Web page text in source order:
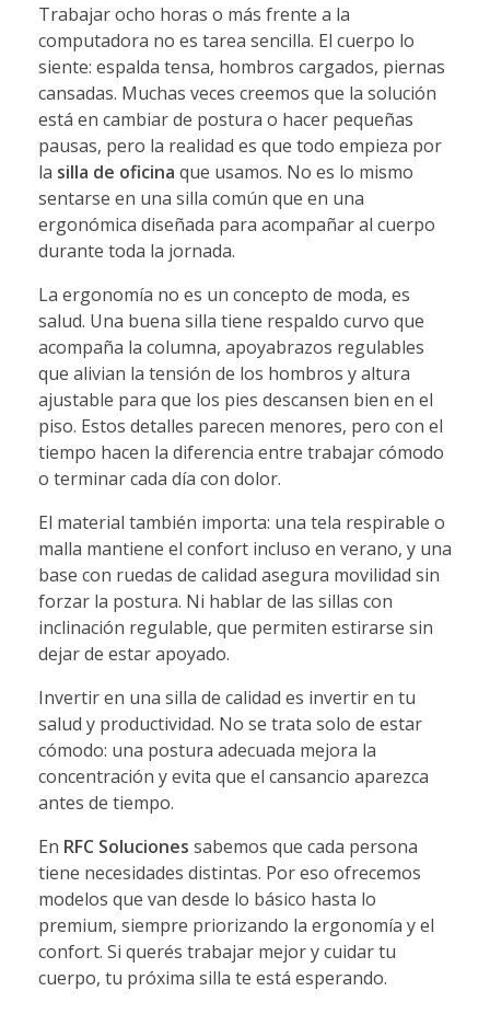
Trabajar ocho horas o más frente a la
computadora no es tarea sencilla. El cuerpo lo
siente: espalda tensa, hombros cargados, piernas
cansadas. Muchas veces creemos que la solución
está en cambiar de postura o hacer pequeñas
pausas, pero la realidad es que todo empieza por
la silla de oficina que usamos. No es lo mismo
sentarse en una silla común que en una
ergonómica diseñada para acompañar al cuerpo
durante toda la jornada.
La ergonomía no es un concepto de moda, es
salud. Una buena silla tiene respaldo curvo que
acompaña la columna, apoyabrazos regulables
que alivian la tensión de los hombros y altura
ajustable para que los pies descansen bien en el
piso. Estos detalles parecen menores, pero con el
tiempo hacen la diferencia entre trabajar cómodo
o terminar cada día con dolor.
El material también importa: una tela respirable o
malla mantiene el confort incluso en verano, y una
base con ruedas de calidad asegura movilidad sin
forzar la postura. Ni hablar de las sillas con
inclinación regulable, que permiten estirarse sin
dejar de estar apoyado.
Invertir en una silla de calidad es invertir en tu
salud y productividad. No se trata solo de estar
cómodo: una postura adecuada mejora la
concentración y evita que el cansancio aparezca
antes de tiempo.
En RFC Soluciones sabemos que cada persona
tiene necesidades distintas. Por eso ofrecemos
modelos que van desde lo básico hasta lo
premium, siempre priorizando la ergonomía y el
confort. Si querés trabajar mejor y cuidar tu
cuerpo, tu próxima silla te está esperando.